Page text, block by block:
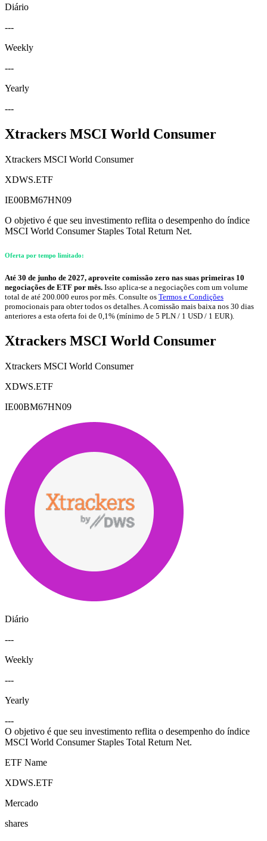
Diário
---
Weekly
---
Yearly
---
Xtrackers MSCI World Consumer
Xtrackers MSCI World Consumer
XDWS.ETF
IE00BM67HN09
O objetivo é que seu investimento reflita o desempenho do índice
MSCI World Consumer Staples Total Return Net.
Oferta por tempo limitado:
Até 30 de junho de 2027, aproveite comissão zero nas suas primeiras 10
negociações de ETF por mês. Isso aplica-se a negociações com um volume
total de até 200.000 euros por mês. Consulte os Termos e Condições
promocionais para obter todos os detalhes. A comissão mais baixa nos 30 dias
anteriores a esta oferta foi de 0,1% (mínimo de 5 PLN / 1 USD / 1 EUR).
Xtrackers MSCI World Consumer
Xtrackers MSCI World Consumer
XDWS.ETF
IE00BM67HN09
Diário
---
Weekly
---
Yearly
---
O objetivo é que seu investimento reflita o desempenho do índice
MSCI World Consumer Staples Total Return Net.
ETF Name
XDWS.ETF
Mercado
shares